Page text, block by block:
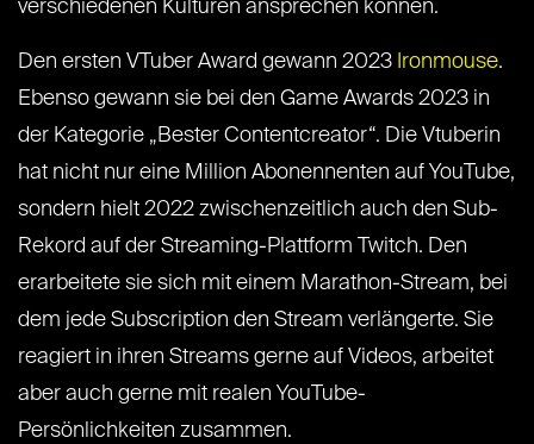
verschiedenen Kulturen ansprechen können.
Den ersten VTuber Award gewann 2023 Ironmouse.
Ebenso gewann sie bei den Game Awards 2023 in
der Kategorie „Bester Contentcreator“. Die Vtuberin
hat nicht nur eine Million Abonennenten auf YouTube,
sondern hielt 2022 zwischenzeitlich auch den Sub-
Rekord auf der Streaming-Plattform Twitch. Den
erarbeitete sie sich mit einem Marathon-Stream, bei
dem jede Subscription den Stream verlängerte. Sie
reagiert in ihren Streams gerne auf Videos, arbeitet
aber auch gerne mit realen YouTube-
Persönlichkeiten zusammen.